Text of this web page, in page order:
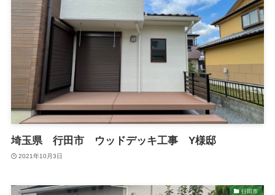
埼玉県 行田市 ウッドデッキ工事 Y様邸
2021年10月3日
行田市